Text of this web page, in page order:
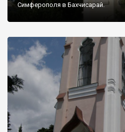
Симферополя в Бахчисарай.